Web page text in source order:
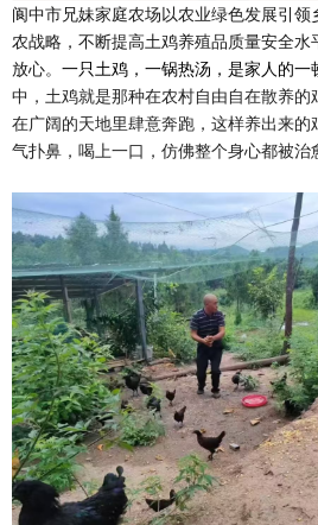
阆中市兄妹家庭农场以农业绿色发展引
农战略，不断提高土鸡养殖品质量安全
放心。 一只土鸡，一锅热汤，是家人的一
中，土鸡就是那种在农村自由自在散养的
在广阔的天地里肆意奔跑，这样养出来的
气扑鼻，喝上一口，仿佛整个身心都被治